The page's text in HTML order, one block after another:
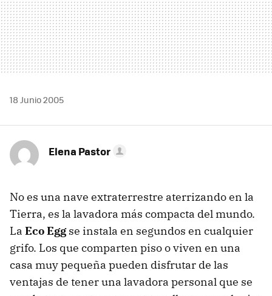
18 Junio 2005
Elena Pastor
No es una nave extraterrestre aterrizando en la
Tierra, es la lavadora más compacta del mundo.
La Eco Eggse instala en segundos en cualquier
grifo. Los que comparten piso o viven en una
casa muy pequeña pueden disfrutar de las
ventajas de tener una lavadora personal que se